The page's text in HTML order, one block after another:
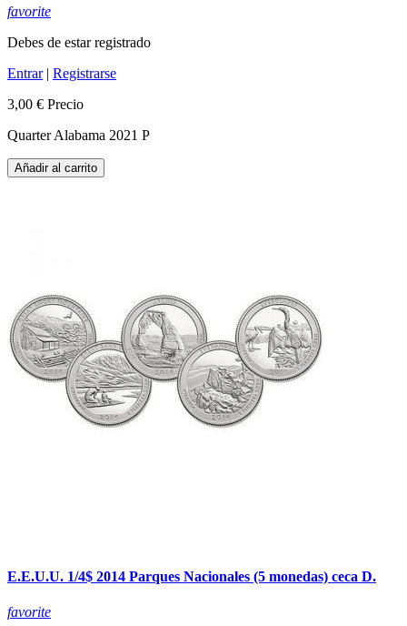
favorite
Debes de estar registrado
Entrar| Registrarse
3,00 € Precio
Quarter Alabama 2021 P
Añadir al carrito
E.E.U.U. 1/4$ 2014 Parques Nacionales (5 monedas) ceca D.
favorite